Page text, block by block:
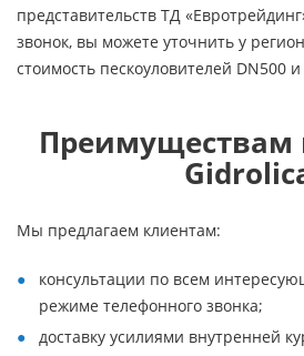
представительств ТД
звонок, вы можете уточнить у
стоимость пескоуловителей DN500
Преимуществам
Мы предлагаем клиентам:
консультации по всем
режиме телефонного звонка;
доставку усилиями внутренней